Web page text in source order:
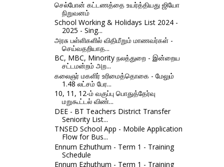
செல்போன் கட்டணத்தை உயர்த்தியது ஜியோ
நிறுவனம்
School Working & Holidays List 2024 -
2025 - Sing...
அரசு பள்ளிகளில் விதிமீறும் மாணவர்கள் -
செய்வதறியாத...
BC, MBC, Minority நலத்துறை - இன்றைய
சட்டமன்றம் அற...
கலைஞர் மகளிர் உரிமைத்தொகை - மேலும்
1.48 லட்சம் பேர...
10, 11, 12-ம் வகுப்பு பொதுத்தேர்வு
மறுகூட்டல் விண்...
DEE - BT Teachers District Transfer
Seniority List...
TNSED School App - Mobile Application
Flow for Bus...
Ennum Ezhuthum - Term 1 - Training
Schedule
Ennum Ezhuthum - Term 1 - Training